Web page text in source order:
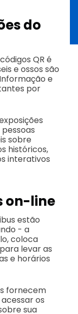
do
QR é
e ossos são
e
por
sobre
históricos,
interativos
on-line
estão
- a
coloca
levar as
e horários
fornecem
os
sua